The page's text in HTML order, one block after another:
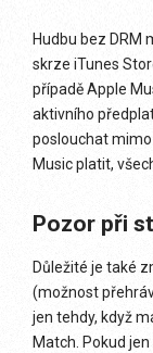
Hudbu bez DRM
skrze iTunes
případě Apple
aktivního
poslouchat
Music platit,
Pozor při
Důležité je také
(možnost
jen tehdy, když
Match. Pokud